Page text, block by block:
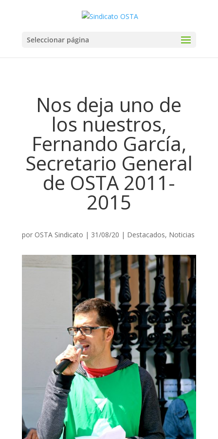
Seleccionar página
Nos deja uno de
los nuestros,
Fernando García,
Secretario General
de OSTA 2011-
2015
por OSTA Sindicato | 31/08/20 | Destacados, Noticias